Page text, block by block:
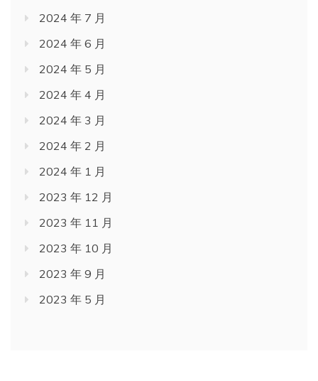
2024 年 7 月
2024 年 6 月
2024 年 5 月
2024 年 4 月
2024 年 3 月
2024 年 2 月
2024 年 1 月
2023 年 12 月
2023 年 11 月
2023 年 10 月
2023 年 9 月
2023 年 5 月